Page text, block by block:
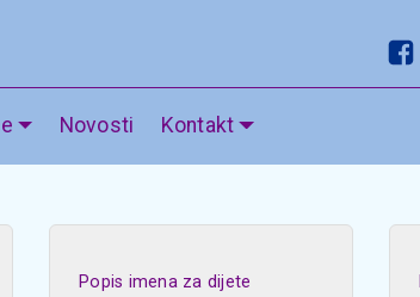
Novosti Kontakt
Popis imena za dijete